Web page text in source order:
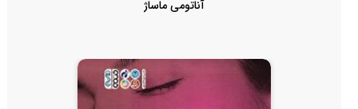
آناتومی ماساژ